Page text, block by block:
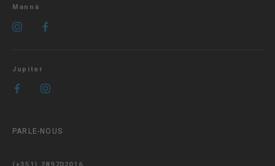
Manná
Jupiter
PARLE-NOUS
(+351) 289702016